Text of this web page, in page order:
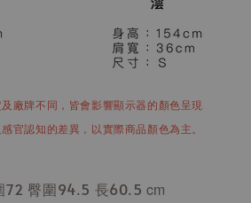
廠牌不同，皆會影響顯示器的顏色呈現
官認知的差異，以實際商品顏色為主。
72 臀圍94.5 長60.5cm